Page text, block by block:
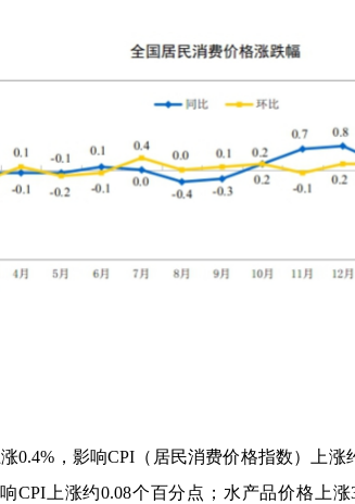
0.4% ，影响CPI （居民消费价格指数）上涨
CPI上涨约0.08个百分点；水产品价格上涨